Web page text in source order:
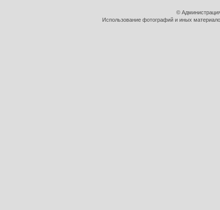
©
Использование фотографий и иных